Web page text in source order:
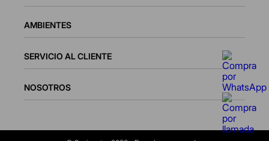
AMBIENTES
SERVICIO AL CLIENTE
NOSOTROS